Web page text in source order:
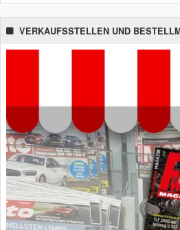
VERKAUFSSTELLEN UND